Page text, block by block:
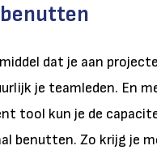
dat je aan
je teamleden. En
tool kun je de
benutten. Zo krijg je